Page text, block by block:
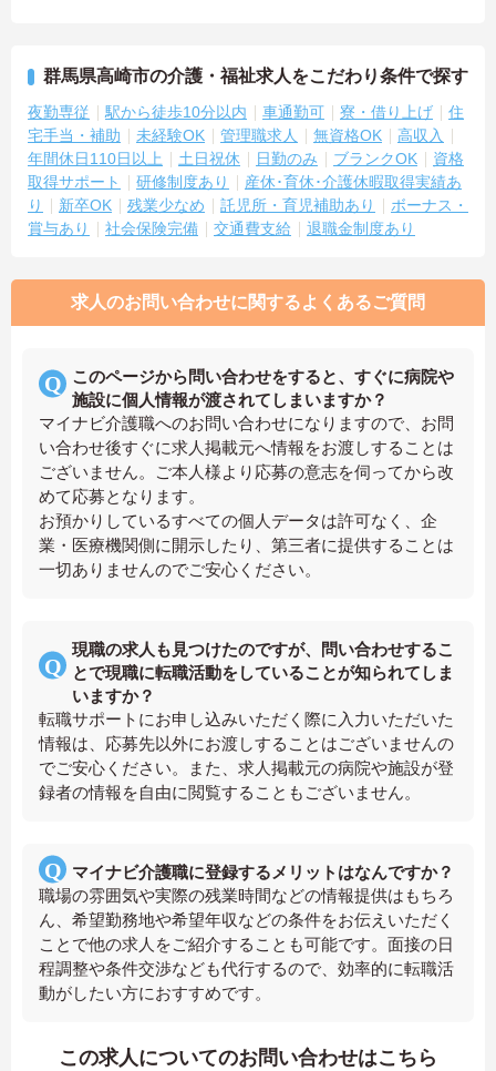
群馬県高崎市の介護・福祉求人をこだわり条件で探す
夜勤専従 駅から徒歩10分以内 車通勤可 寮・借り上げ
住
宅手当・補助
未経験OK 管理職求人 無資格OK
高収入
年間休日110日以上
土日祝休 日勤のみ ブランクOK
資格
取得サポート
研修制度あり
産休･育休･介護休暇取得実績あ
り
新卒OK 残業少なめ 託児所・育児補助あり
ボーナス・
賞与あり
社会保険完備 交通費支給 退職金制度あり
求人のお問い合わせに関するよくあるご質問
このページから問い合わせをすると、すぐに病院や
施設に個人情報が渡されてしまいますか？
マイナビ介護職へのお問い合わせになりますので、お問
い合わせ後すぐに求人掲載元へ情報をお渡しすることは
ございません。ご本人様より応募の意志を伺ってから改
めて応募となります。
お預かりしているすべての個人データは許可なく、企
業・医療機関側に開示したり、第三者に提供することは
一切ありませんのでご安心ください。
現職の求人も見つけたのですが、問い合わせするこ
とで現職に転職活動をしていることが知られてしま
いますか？
転職サポートにお申し込みいただく際に入力いただいた
情報は、応募先以外にお渡しすることはございませんの
でご安心ください。また、求人掲載元の病院や施設が登
録者の情報を自由に閲覧することもございません。
マイナビ介護職に登録するメリットはなんですか？
職場の雰囲気や実際の残業時間などの情報提供はもちろ
ん、希望勤務地や希望年収などの条件をお伝えいただく
ことで他の求人をご紹介することも可能です。面接の日
程調整や条件交渉なども代行するので、効率的に転職活
動がしたい方におすすめです。
この求人についてのお問い合わせはこちら